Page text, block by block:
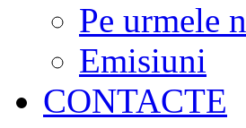
Pe urmele
Emisiuni
CONTACTE